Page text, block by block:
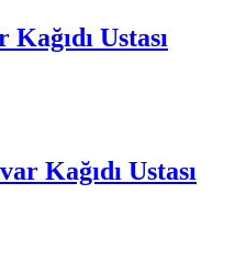
Ustası
Kağıdı Ustası